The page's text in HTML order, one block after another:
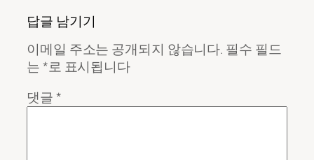
답글 남기기
이메일 주소는 공개되지 않습니다. 필수 필드
는*로 표시됩니다
댓글*